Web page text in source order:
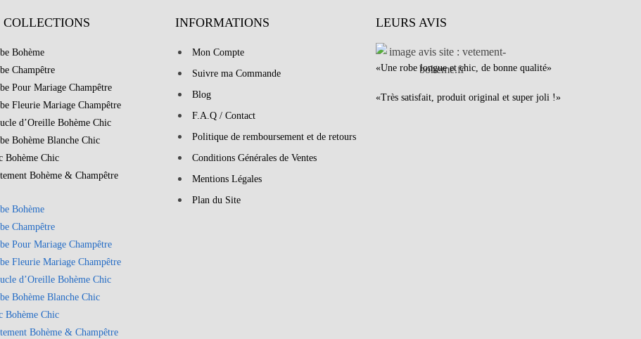
COLLECTIONS
Bohème
Champêtre
Pour Mariage Champêtre
Fleurie Mariage Champêtre
d’Oreille Bohème Chic
Bohème Blanche Chic
Bohème Chic
Bohème & Champêtre
Bohème
Champêtre
Pour Mariage Champêtre
Fleurie Mariage Champêtre
d’Oreille Bohème Chic
Bohème Blanche Chic
Bohème Chic
Bohème & Champêtre
INFORMATIONS
Mon Compte
Suivre ma Commande
Blog
F.A.Q / Contact
Politique de remboursement et de retours
Conditions Générales de Ventes
Mentions Légales
Plan du Site
LEURS AVIS
«Une robe longue et chic, de bonne qualité»
«Très satisfait, produit original et super joli !»